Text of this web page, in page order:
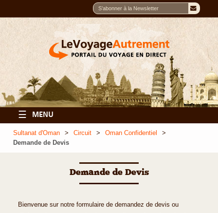
☰ MENU
Sultanat d'Oman Circuit
Oman Confidentiel
Demande de Devis
Demande de Devis
Bienvenue sur notre formulaire de demandez de devis ou